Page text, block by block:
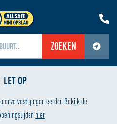
ZOEKEN
Jouw locatiediensten zijn uitgeschakeld.
in om deze functie te gebruiken.
LET OP
onze vestigingen eerder. Bekijk de
hier
PRIJS
Home